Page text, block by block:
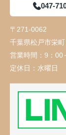
047-
〒271-0062
千葉県松戸市栄
営業時間： 9：00
定休日： 水曜日